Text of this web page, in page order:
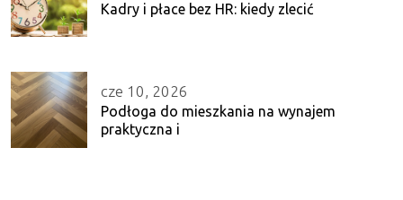
Kadry i płace bez HR: kiedy zlecić
cze 10, 2026
Podłoga do mieszkania na wynajem
praktyczna i